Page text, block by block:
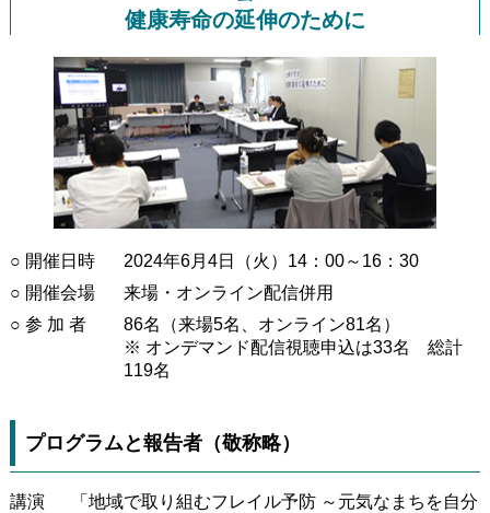
健康寿命の延伸のために
○ 開催日時
2024年6月4日（火）14：00～16：30
○ 開催会場
来場・オンライン配信併用
○ 参 加 者
86名（来場5名、オンライン81名）
※ オンデマンド配信視聴申込は33名 総計
119名
プログラムと報告者（敬称略）
講演
「地域で取り組むフレイル予防 ～元気なまちを自分